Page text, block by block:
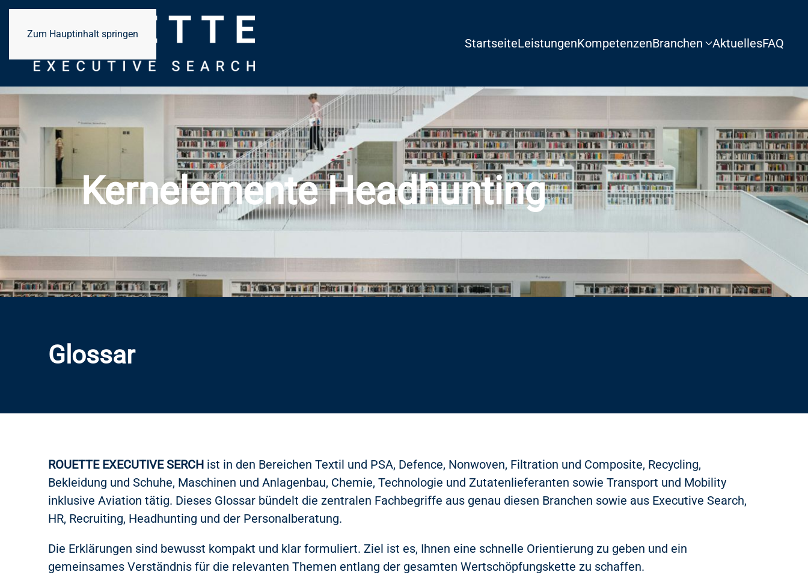
Zum Hauptinhalt springen
StartseiteLeistungenKompetenzenBranchen AktuellesFAQ
Kernelemente Headhunting
Glossar
ROUETTE EXECUTIVE SERCH ist in den Bereichen Textil und PSA, Defence, Nonwoven, Filtration und Composite, Recycling,
Bekleidung und Schuhe, Maschinen und Anlagenbau, Chemie, Technologie und Zutatenlieferanten sowie Transport und Mobility
inklusive Aviation tätig. Dieses Glossar bündelt die zentralen Fachbegriffe aus genau diesen Branchen sowie aus Executive Search,
HR, Recruiting, Headhunting und der Personalberatung.
Die Erklärungen sind bewusst kompakt und klar formuliert. Ziel ist es, Ihnen eine schnelle Orientierung zu geben und ein
gemeinsames Verständnis für die relevanten Themen entlang der gesamten Wertschöpfungskette zu schaffen.